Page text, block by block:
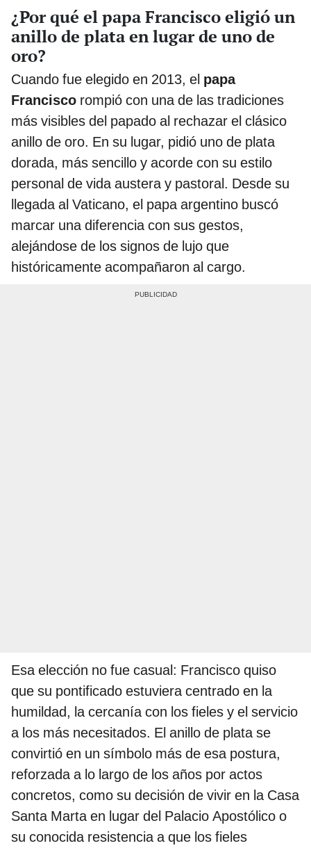
¿Por qué el papa Francisco eligió un
anillo de plata en lugar de uno de
oro?
Cuando fue elegido en 2013, el papa
Francisco rompió con una de las tradiciones
más visibles del papado al rechazar el clásico
anillo de oro. En su lugar, pidió uno de plata
dorada, más sencillo y acorde con su estilo
personal de vida austera y pastoral. Desde su
llegada al Vaticano, el papa argentino buscó
marcar una diferencia con sus gestos,
alejándose de los signos de lujo que
históricamente acompañaron al cargo.
Esa elección no fue casual: Francisco quiso
que su pontificado estuviera centrado en la
humildad, la cercanía con los fieles y el servicio
a los más necesitados. El anillo de plata se
convirtió en un símbolo más de esa postura,
reforzada a lo largo de los años por actos
concretos, como su decisión de vivir en la Casa
Santa Marta en lugar del Palacio Apostólico o
su conocida resistencia a que los fieles